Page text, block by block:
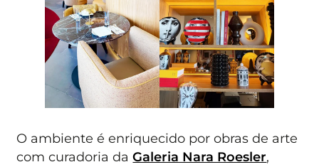
O ambiente é enriquecido por obras de arte
com curadoria daGaleria Nara Roesler,